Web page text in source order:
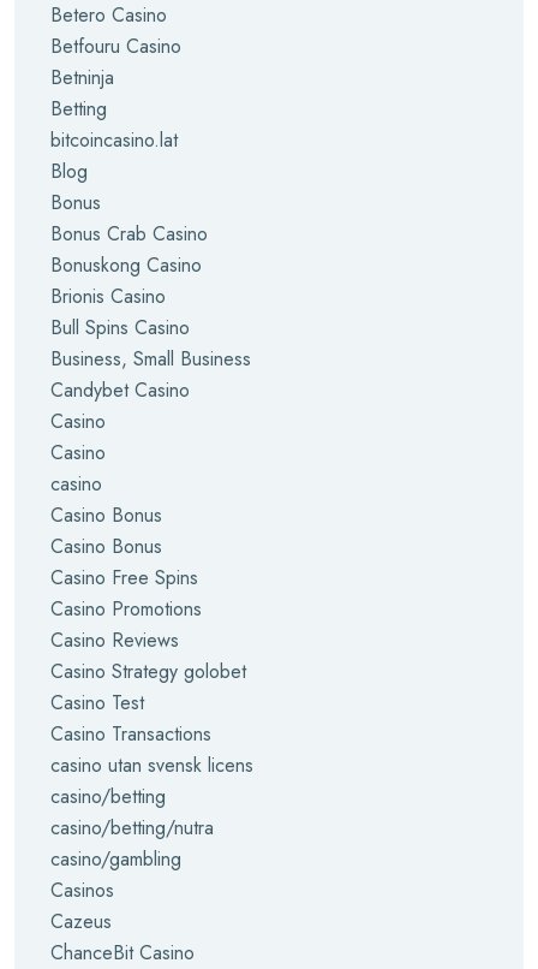
Betero Casino
Betfouru Casino
Betninja
Betting
bitcoincasino.lat
Blog
Bonus
Bonus Crab Casino
Bonuskong Casino
Brionis Casino
Bull Spins Casino
Business, Small Business
Candybet Casino
Casino
Casino
casino
Casino Bonus
Casino Bonus
Casino Free Spins
Casino Promotions
Casino Reviews
Casino Strategy golobet
Casino Test
Casino Transactions
casino utan svensk licens
casino/betting
casino/betting/nutra
casino/gambling
Casinos
Cazeus
ChanceBit Casino